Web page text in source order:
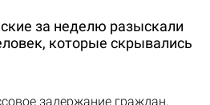
первоочередные
и установили, что в квартире,
не было. Кроме того,
ними возникла семейная
правонарушительница…
за неделю разыскали
которые скрывались
задержание граждан,